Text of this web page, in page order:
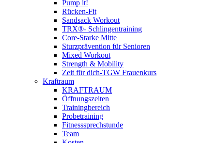
Pump it!
Rücken-Fit
Sandsack Workout
TRX®- Schlingentraining
Core-Starke Mitte
Sturzprävention für Senioren
Mixed Workout
Strength & Mobility
Zeit für dich-TGW Frauenkurs
Kraftraum
KRAFTRAUM
Öffnungszeiten
Trainingbereich
Probetraining
Fitnesssprechstunde
Team